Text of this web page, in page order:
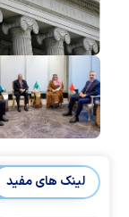
لینک های مفید